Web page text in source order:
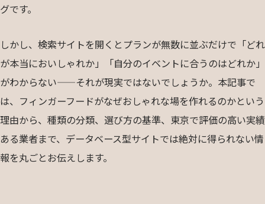
グです。
しかし、検索サイトを開くとプランが無数に並ぶだけで「どれ
が本当においしゃれか」「自分のイベントに合うのはどれか」
がわからない——それが現実ではないでしょうか。本記事で
は、フィンガーフードがなぜおしゃれな場を作れるのかという
理由から、種類の分類、選び方の基準、東京で評価の高い実績
ある業者まで、データベース型サイトでは絶対に得られない情
報を丸ごとお伝えします。